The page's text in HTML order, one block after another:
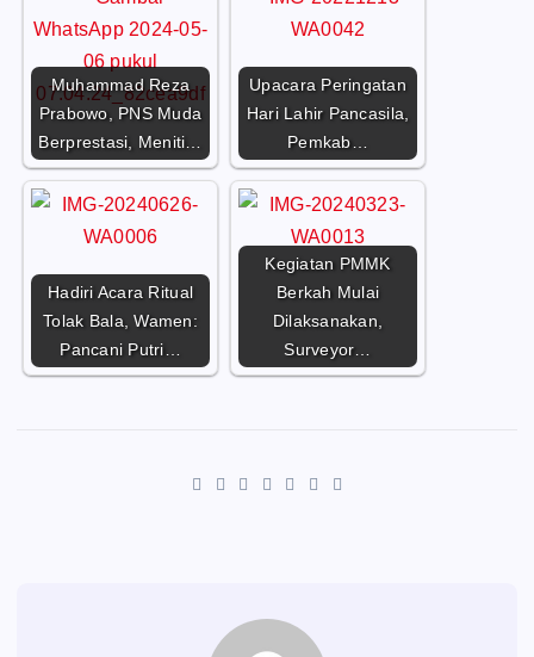
Muhammad Reza
Prabowo, PNS Muda
Berprestasi, Meniti…
Upacara Peringatan
Hari Lahir Pancasila,
Pemkab…
Hadiri Acara Ritual
Tolak Bala, Wamen:
Pancani Putri…
Kegiatan PMMK
Berkah Mulai
Dilaksanakan,
Surveyor…